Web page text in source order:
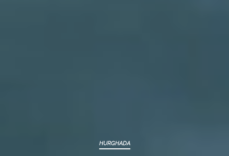
HURGHADA